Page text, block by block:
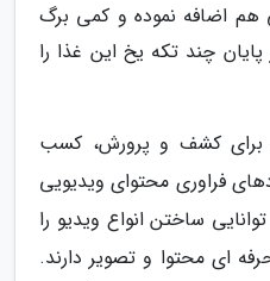
هم اضافه نموده و کمی برگ
چند تکه یخ این غذا را
برای کشف و پرورش، کسب
فراوری محتوای ویدیویی
ساختن انواع ویدیو را
ای محتوا و تصویر دارند.